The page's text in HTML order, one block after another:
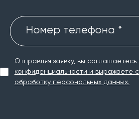
Номер телефона *
Отправляя заявку, вы соглашаетесь
конфиденциальности и выражаете
обработку персональных данных.